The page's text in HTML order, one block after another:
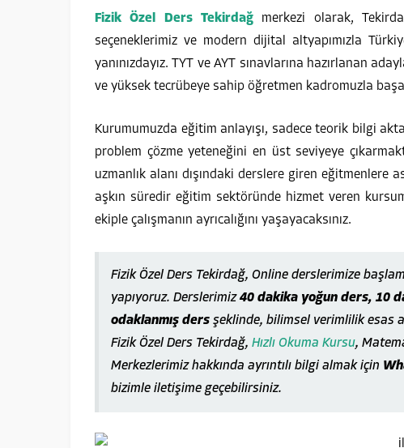
Fizik Özel Ders Tekirdağ merkezi olarak,
seçeneklerimiz ve modern dijital altyapımızla
yanınızdayız. TYT ve AYT sınavlarına hazırlanan
ve yüksek tecrübeye sahip öğretmen kadromuzla
Kurumumuzda eğitim anlayışı, sadece teorik bilgi
problem çözme yeteneğini en üst seviyeye
uzmanlık alanı dışındaki derslere giren eğitmenlere
aşkın süredir eğitim sektöründe hizmet veren
ekiple çalışmanın ayrıcalığını yaşayacaksınız.
Fizik Özel Ders Tekirdağ, Online derslerimize
yapıyoruz. Derslerimiz40 dakika yoğun ders, 10
odaklanmış ders şeklinde, bilimsel verimlilik esas
Fizik Özel Ders Tekirdağ, Hızlı Okuma Kursu,
Merkezlerimiz hakkında ayrıntılı bilgi almak için
bizimle iletişime geçebilirsiniz.